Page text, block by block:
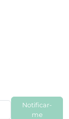
Notificar-
me